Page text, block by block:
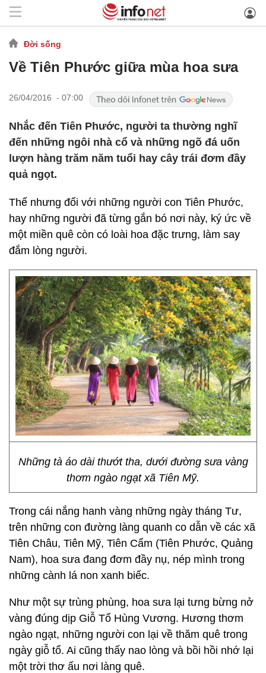
Đời sống
Về Tiên Phước giữa mùa hoa sưa
26/04/2016 - 07:00
Nhắc đến Tiên Phước, người ta thường nghĩ
đến những ngôi nhà cổ và những ngõ đá uốn
lượn hàng trăm năm tuổi hay cây trái đơm đầy
quả ngọt.
Thế nhưng đối với những người con Tiên Phước,
hay những người đã từng gắn bó nơi này, ký ức về
một miền quê còn có loài hoa đặc trưng, làm say
đắm lòng người.
Những tà áo dài thướt tha, dưới đường sưa vàng
thơm ngào ngạt xã Tiên Mỹ.
Trong cái nắng hanh vàng những ngày tháng Tư,
trên những con đường làng quanh co dẫn về các xã
Tiên Châu, Tiên Mỹ, Tiên Cẩm (Tiên Phước, Quảng
Nam), hoa sưa đang đơm đầy nụ, nép mình trong
những cành lá non xanh biếc.
Như một sự trùng phùng, hoa sưa lại tưng bừng nở
vàng đúng dịp Giỗ Tổ Hùng Vương. Hương thơm
ngào ngạt, những người con lại về thăm quê trong
ngày giỗ tổ. Ai cũng thấy nao lòng và bồi hồi nhớ lại
một trời thơ ấu nơi làng quê.